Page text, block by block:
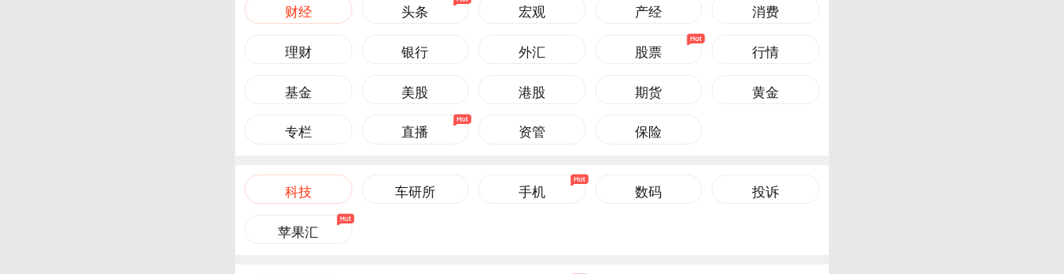
财经 头条 宏观 产经 消费
理财 银行 外汇 股票 行情
基金 美股 港股 期货 黄金
专栏 直播 资管 保险
科技 车研所 手机 数码 投诉
苹果汇